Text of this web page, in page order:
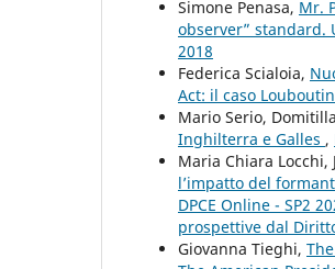
Simone Penasa, Mr.
observer” standard.
2018
Federica Scialoia,
Act: il caso Louboutin
Mario Serio,
Inghilterra e Galles ,
Maria Chiara Locchi,
l’impatto del
DPCE Online - SP2
prospettive dal
Giovanna Tieghi,